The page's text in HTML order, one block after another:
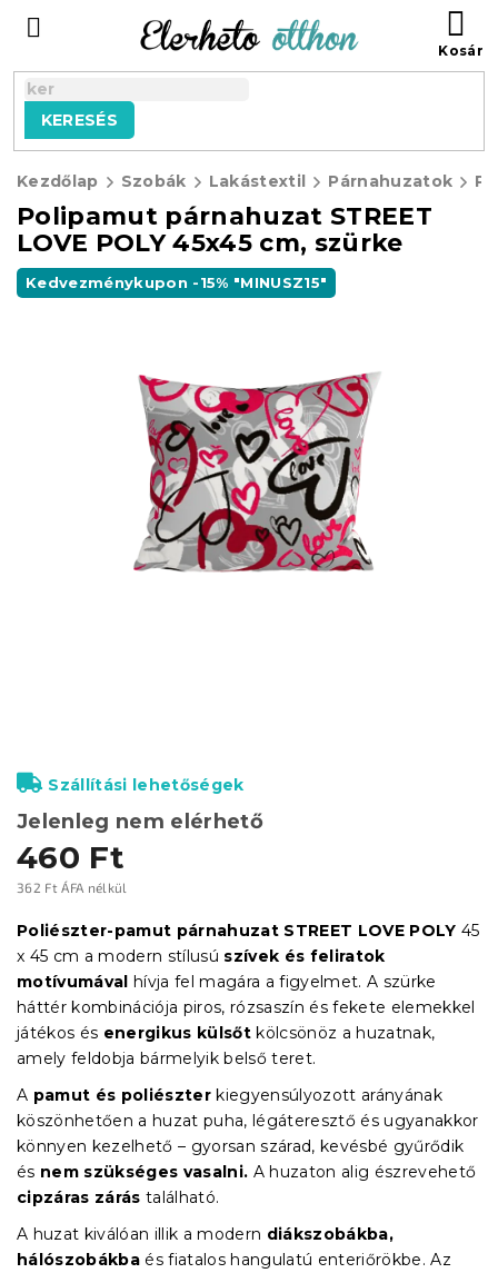
tartalomhoz
KERESÉS
Kezdőlap Szobák Lakástextil Párnahuzatok
Polipamut párnahuzat STREET
LOVE POLY 45x45 cm, szürke
Kedvezménykupon -15% "MINUSZ15"
460 Ft
362 Ft ÁFA nélkül
Jelenleg nem elérhető
Szállítási lehetőségek
Poliészter-pamut párnahuzat STREET LOVE POLY 45
x 45 cm a modern stílusú szívek és feliratok
motívumával hívja fel magára a figyelmet. A szürke
háttér kombinációja piros, rózsaszín és fekete elemekkel
játékos és energikus külsőt kölcsönöz a huzatnak,
amely feldobja bármelyik belső teret.
A pamut és poliészter kiegyensúlyozott arányának
köszönhetően a huzat puha, légáteresztő és ugyanakkor
könnyen kezelhető – gyorsan szárad, kevésbé gyűrődik
és nem szükséges vasalni. A huzaton alig észrevehető
cipzáras zárás található.
A huzat kiválóan illik a modern diákszobákba,
hálószobákba és fiatalos hangulatú enteriőrökbe. Az